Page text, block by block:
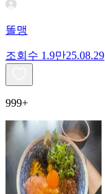
똘맹
조회수 1.9만25.08.29
999+